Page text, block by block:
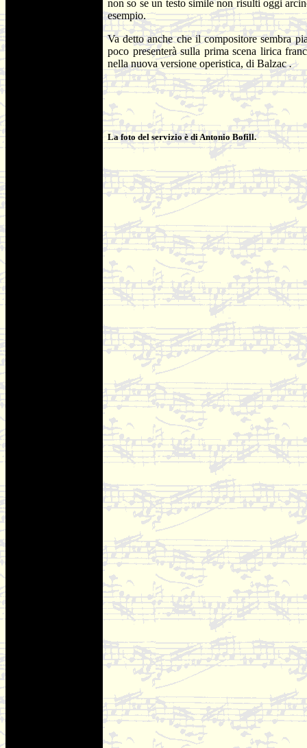
non so se un testo simile non risulti oggi
esempio.
Va detto anche che il compositore sembra
poco presenterà sulla prima scena lirica
nella nuova versione operistica, di Balzac.
La foto del servizio è di Antonio Bofill.